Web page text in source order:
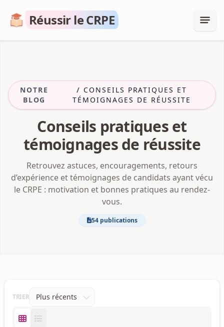
Réussir le CRPE
NOTRE
BLOG
/ CONSEILS PRATIQUES ET
TÉMOIGNAGES DE RÉUSSITE
Conseils pratiques et
témoignages de réussite
Retrouvez astuces, encouragements, retours
d’expérience et témoignages de candidats ayant vécu
le CRPE : motivation et bonnes pratiques au rendez-
vous.
54 publications
TRIER